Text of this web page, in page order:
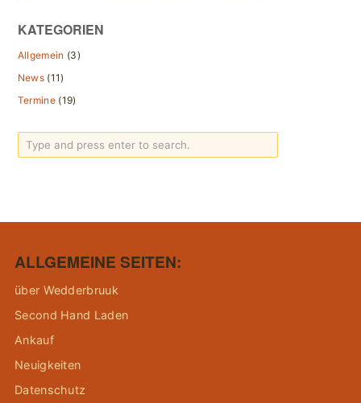
KATEGORIEN
Allgemein (3)
News (11)
Termine (19)
ALLGEMEINE SEITEN:
über Wedderbruuk
Second Hand Laden
Ankauf
Neuigkeiten
Datenschutz